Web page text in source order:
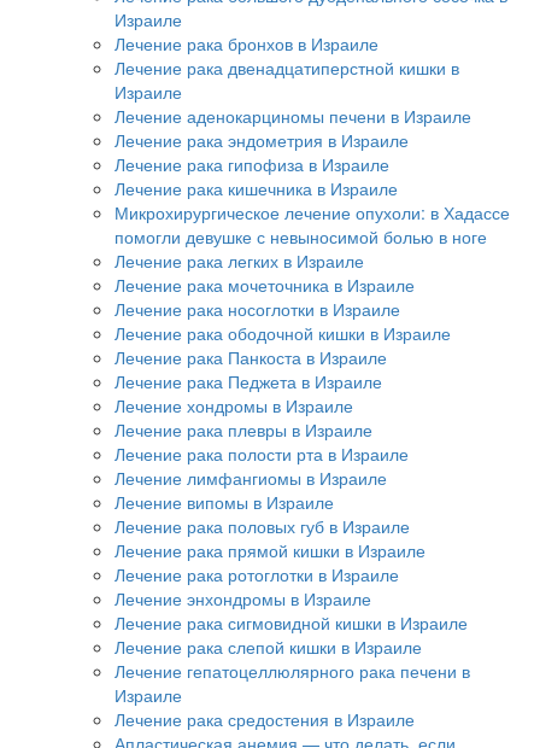
Израиле
Лечение рака бронхов в Израиле
Лечение рака двенадцатиперстной кишки в
Израиле
Лечение аденокарциномы печени в Израиле
Лечение рака эндометрия в Израиле
Лечение рака гипофиза в Израиле
Лечение рака кишечника в Израиле
Микрохирургическое лечение опухоли: в Хадассе
помогли девушке с невыносимой болью в ноге
Лечение рака легких в Израиле
Лечение рака мочеточника в Израиле
Лечение рака носоглотки в Израиле
Лечение рака ободочной кишки в Израиле
Лечение рака Панкоста в Израиле
Лечение рака Педжета в Израиле
Лечение хондромы в Израиле
Лечение рака плевры в Израиле
Лечение рака полости рта в Израиле
Лечение лимфангиомы в Израиле
Лечение випомы в Израиле
Лечение рака половых губ в Израиле
Лечение рака прямой кишки в Израиле
Лечение рака ротоглотки в Израиле
Лечение энхондромы в Израиле
Лечение рака сигмовидной кишки в Израиле
Лечение рака слепой кишки в Израиле
Лечение гепатоцеллюлярного рака печени в
Израиле
Лечение рака средостения в Израиле
Апластическая анемия — что делать, если